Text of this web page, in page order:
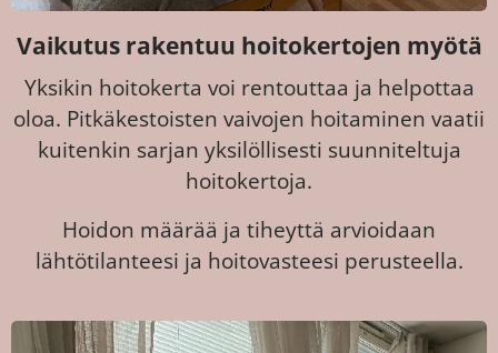
Vaikutus rakentuu hoitokertojen myötä
Yksikin hoitokerta voi rentouttaa ja helpottaa
oloa. Pitkäkestoisten vaivojen hoitaminen vaatii
kuitenkin sarjan yksilöllisesti suunniteltuja
hoitokertoja.
Hoidon määrää ja tiheyttä arvioidaan
lähtötilanteesi ja hoitovasteesi perusteella.